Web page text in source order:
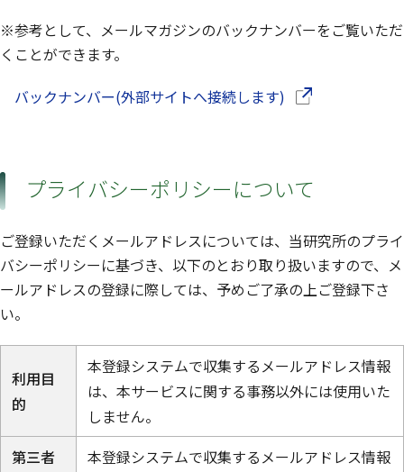
※参考として、メールマガジンのバックナンバーをご覧いただ
くことができます。
バックナンバー(外部サイトへ接続します) （別ウインドウ
プライバシーポリシーについて
ご登録いただくメールアドレスについては、当研究所のプライ
バシーポリシーに基づき、以下のとおり取り扱いますので、メ
ールアドレスの登録に際しては、予めご了承の上ご登録下さ
い。
利用目
的
本登録システムで収集するメールアドレス情報
は、本サービスに関する事務以外には使用いた
しません。
第三者
本登録システムで収集するメールアドレス情報